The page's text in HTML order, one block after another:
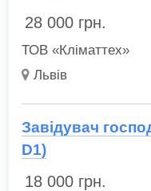
28 000 грн.
ТОВ «Кліматтех»
Львів
Завідувач
D1)
18 000 грн.